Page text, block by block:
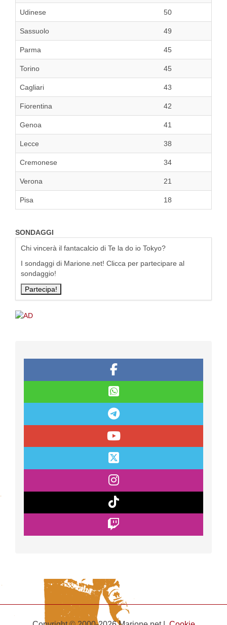
Udinese 50
Sassuolo 49
Parma 45
Torino 45
Cagliari 43
Fiorentina 42
Genoa 41
Lecce 38
Cremonese 34
Verona 21
Pisa 18
SONDAGGI
Chi vincerà il fantacalcio di Te la do io Tokyo?
I sondaggi di Marione.net! Clicca per partecipare al
sondaggio!